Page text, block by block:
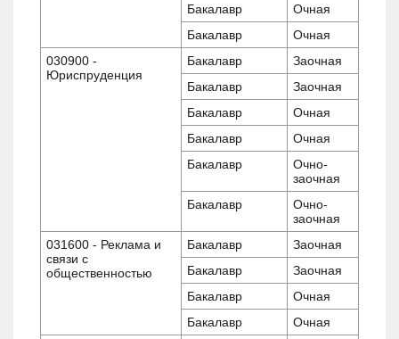
Бакалавр
Очная
Бакалавр
Очная
030900 -
Юриспруденция
Бакалавр
Заочная
Бакалавр
Заочная
Бакалавр
Очная
Бакалавр
Очная
Бакалавр
Очно-
заочная
Бакалавр
Очно-
заочная
031600 - Реклама и
связи с
общественностью
Бакалавр
Заочная
Бакалавр
Заочная
Бакалавр
Очная
Бакалавр
Очная